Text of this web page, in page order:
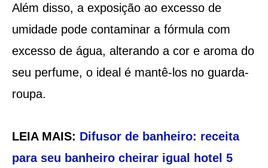
Além disso, a exposição ao excesso de
umidade pode contaminar a fórmula com
excesso de água, alterando a cor e aroma do
seu perfume, o ideal é mantê-los no guarda-
roupa.
LEIA MAIS: Difusor de banheiro: receita
para seu banheiro cheirar igual hotel 5